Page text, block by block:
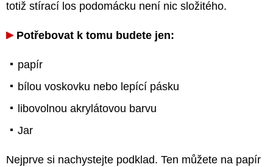
totiž stírací los podomácku není nic složitého.
Potřebovat k tomu budete jen:
papír
bílou voskovku nebo lepící pásku
libovolnou akrylátovou barvu
Jar
Nejprve si nachystejte podklad. Ten můžete na papír